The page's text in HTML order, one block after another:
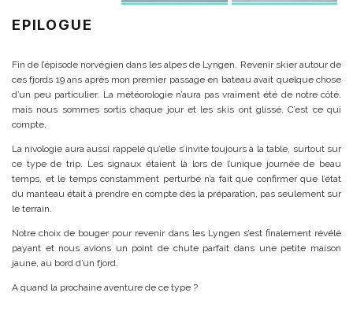
EPILOGUE
Fin de l’épisode norvégien dans les alpes de Lyngen. Revenir skier autour de
ces fjords 19 ans après mon premier passage en bateau avait quelque chose
d’un peu particulier. La météorologie n’aura pas vraiment été de notre côté,
mais nous sommes sortis chaque jour et les skis ont glissé. C’est ce qui
compte.
La nivologie aura aussi rappelé qu’elle s’invite toujours à la table, surtout sur
ce type de trip. Les signaux étaient là lors de l’unique journée de beau
temps, et le temps constamment perturbé n’a fait que confirmer que l’état
du manteau était à prendre en compte dès la préparation, pas seulement sur
le terrain.
Notre choix de bouger pour revenir dans les Lyngen s’est finalement révélé
payant et nous avions un point de chute parfait dans une petite maison
jaune, au bord d’un fjord.
A quand la prochaine aventure de ce type ?